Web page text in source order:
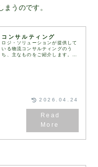
うのです。
コンサルティング
ロジ・ソリューションが提供して
いる物流コンサルティングのう
ち、主なものをご紹介します。お
2026.04.24